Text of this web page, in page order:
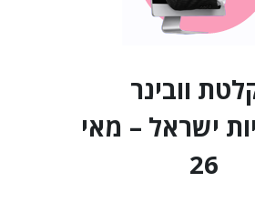
וובינר
ישראל – מאי
26